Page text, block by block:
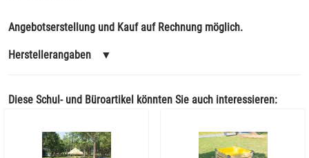
Angebotserstellung und Kauf auf Rechnung möglich.
Herstellerangaben ▼
Diese Schul- und Büroartikel könnten Sie auch interessieren: